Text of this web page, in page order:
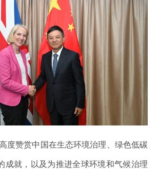
赞赏中国在生态环境治理、绿色低碳
成就，以及为推进全球环境和气候治理